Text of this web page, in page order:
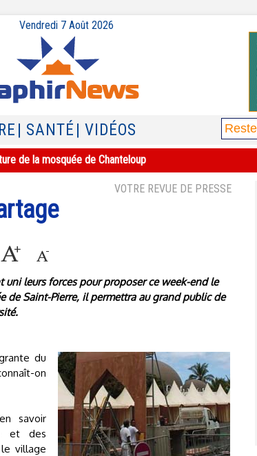
Vendredi 7 Août 2026
| SANTÉ | VIDÉOS
de la mosquée de Chanteloup
VOTRE REVUE DE PRESSE
uni leurs forces pour proposer ce week-end le
de Saint-Pierre, il permettra au grand public de
du
on
savoir
et des
village